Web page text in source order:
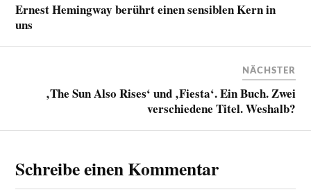
Ernest Hemingway berührt einen sensiblen Kern in
uns
NÄCHSTER
‚The Sun Also Rises‘ und ‚Fiesta‘. Ein Buch. Zwei
verschiedene Titel. Weshalb?
Schreibe einen Kommentar